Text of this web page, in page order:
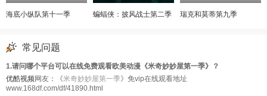
海底小纵队第十一季 蝙蝠侠：披风战士第二季 瑞克和莫蒂第九季
常见问题
1.请问哪个平台可以在线免费观看欧美动漫《米奇妙妙屋第一季》？
优酷视频网友：《米奇妙妙屋第一季》免vip在线观看地址
www.168df.com/df/41890.html